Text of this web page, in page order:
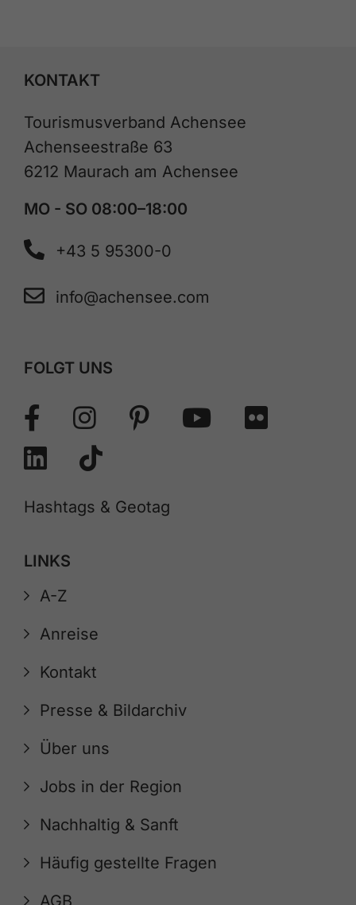
KONTAKT
Tourismusverband Achensee
Achenseestraße 63
6212 Maurach am Achensee
MO - SO 08:00–18:00
+43 5 95300-0
info@achensee.com
FOLGT UNS
Hashtags & Geotag
LINKS
A-Z
Anreise
Kontakt
Presse & Bildarchiv
Über uns
Jobs in der Region
Nachhaltig & Sanft
Häufig gestellte Fragen